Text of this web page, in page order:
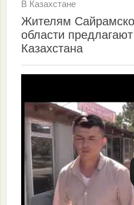
В Казахстане
Жителям
области
Казахстана